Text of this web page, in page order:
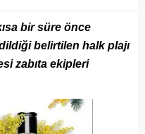
bir süre önce
belirtilen halk plajı
zabıta ekipleri